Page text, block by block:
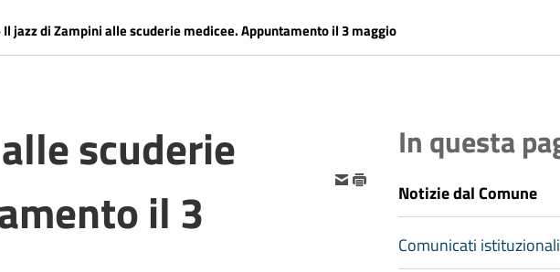
Il jazz di Zampini alle scuderie medicee. Appuntamento il 3 maggio
scuderie
il 3
In questa
Notizie dal Comune
Comunicati istituzionali